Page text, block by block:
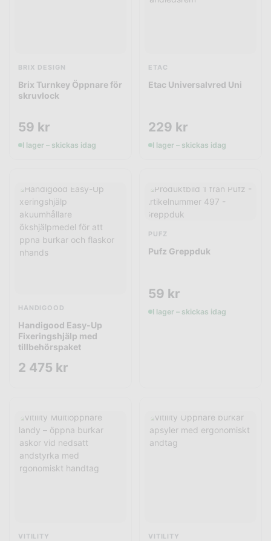
BRIX DESIGN
Brix Turnkey Öppnare för
skruvlock
59 kr
I lager – skickas idag
ETAC
Etac Universalvred Uni
229 kr
I lager – skickas idag
HANDIGOOD
Handigood Easy-Up
Fixeringshjälp med
tillbehörspaket
2 475 kr
PUFZ
Pufz Greppduk
59 kr
I lager – skickas idag
VITILITY VITILITY